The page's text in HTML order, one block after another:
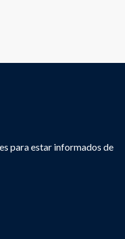
para estar informados de